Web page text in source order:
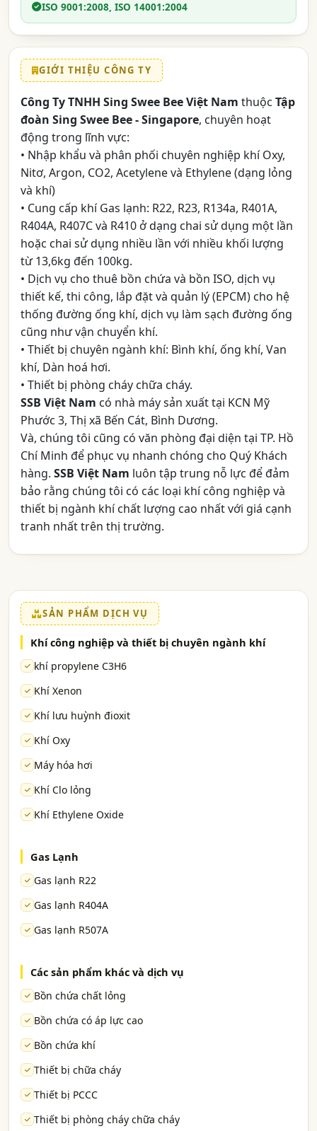
ISO 9001:2008, ISO 14001:2004
GIỚI THIỆU CÔNG TY
Công Ty TNHH Sing Swee Bee Việt Nam thuộc Tập
đoàn Sing Swee Bee - Singapore, chuyên hoạt
động trong lĩnh vực:
• Nhập khẩu và phân phối chuyên nghiệp khí Oxy,
Nitơ, Argon, CO2, Acetylene và Ethylene (dạng lỏng
và khí)
• Cung cấp khí Gas lạnh: R22, R23, R134a, R401A,
R404A, R407C và R410 ở dạng chai sử dụng một lần
hoặc chai sử dụng nhiều lần với nhiều khối lượng
từ 13,6kg đến 100kg.
• Dịch vụ cho thuê bồn chứa và bồn ISO, dịch vụ
thiết kế, thi công, lắp đặt và quản lý (EPCM) cho hệ
thống đường ống khí, dịch vụ làm sạch đường ống
cũng như vận chuyển khí.
• Thiết bị chuyên ngành khí: Bình khí, ống khí, Van
khí, Dàn hoá hơi.
• Thiết bị phòng cháy chữa cháy.
SSB Việt Nam có nhà máy sản xuất tại KCN Mỹ
Phước 3, Thị xã Bến Cát, Bình Dương.
Và, chúng tôi cũng có văn phòng đại diện tại TP. Hồ
Chí Minh để phục vụ nhanh chóng cho Quý Khách
hàng. SSB Việt Nam luôn tập trung nỗ lực để đảm
bảo rằng chúng tôi có các loại khí công nghiệp và
thiết bị ngành khí chất lượng cao nhất với giá cạnh
tranh nhất trên thị trường.
SẢN PHẨM DỊCH VỤ
Khí công nghiệp và thiết bị chuyên ngành khí
khí propylene C3H6
Khí Xenon
Khí lưu huỳnh đioxit
Khí Oxy
Máy hóa hơi
Khí Clo lỏng
Khí Ethylene Oxide
Gas Lạnh
Gas lạnh R22
Gas lạnh R404A
Gas lạnh R507A
Các sản phẩm khác và dịch vụ
Bồn chứa chất lỏng
Bồn chứa có áp lực cao
Bồn chứa khí
Thiết bị chữa cháy
Thiết bị PCCC
Thiết bị phòng cháy chữa cháy